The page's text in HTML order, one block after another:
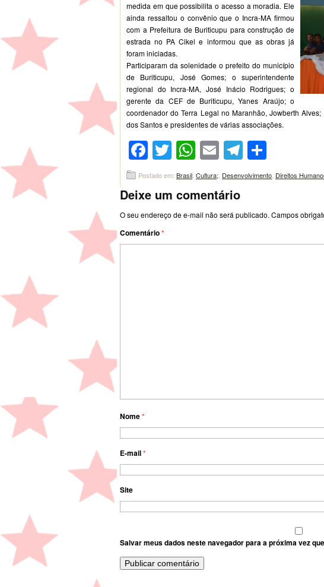
medida em que possibilita o acesso a moradia. Ele
ainda ressaltou o convênio que o Incra-MA firmou
com a Prefeitura de Buriticupu para construção de
estrada no PA Cikel e informou que as obras já
foram iniciadas.
Participaram da solenidade o prefeito do município
de Buriticupu, José Gomes; o superintendente
regional do Incra-MA, José Inácio Rodrigues; o
gerente da CEF de Buriticupu, Yanes Araújo; o
coordenador do Terra Legal no Maranhão, Jowberth
dos Santos e presidentes de várias associações.
Facebook
Twitter
WhatsApp
EmailTelegram
Postado em: Brasil Cultura; Desenvolvimento Direitos
Deixe um comentário
O seu endereço de e-mail não será publicado. Campos
Comentário*
Nome*
E-mail*
Site
Salvar meus dados neste navegador para a próxima vez